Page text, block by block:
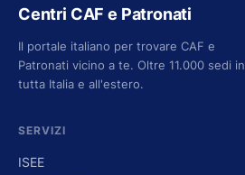
Centri CAF e Patronati
Il portale italiano per trovare CAF e
Patronati vicino a te. Oltre 11.000 sedi in
tutta Italia e all'estero.
SERVIZI
ISEE